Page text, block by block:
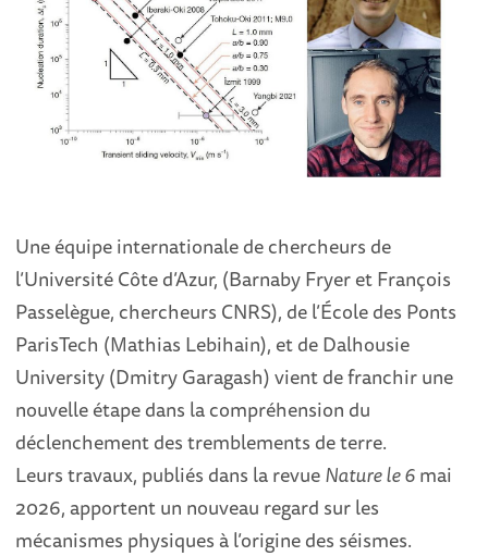
Une équipe internationale de chercheurs de
l’Université Côte d’Azur, (Barnaby Fryer et François
Passelègue, chercheurs CNRS), de l’École des Ponts
ParisTech (Mathias Lebihain), et de Dalhousie
University (Dmitry Garagash) vient de franchir une
nouvelle étape dans la compréhension du
déclenchement des tremblements de terre.
Leurs travaux, publiés dans la revueNature le 6mai
2026, apportent un nouveau regard sur les
mécanismes physiques à l’origine des séismes.